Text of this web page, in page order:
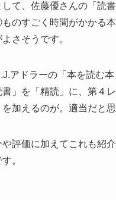
して、佐藤優さんの「
のすごく時間がかかる
さそうです。
アドラーの「本を読む
書」を「精読」に、第４
加えるのが。適当だと思
評価に加えてこれも紹
。